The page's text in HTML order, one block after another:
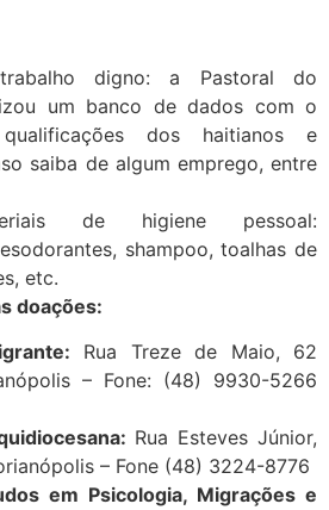
digno: a Pastoral do
um banco de dados com o
dos haitianos e
saiba de algum emprego, entre
de higiene pessoal:
shampoo, toalhas de
etc.
doações:
Rua Treze de Maio, 62
– Fone: (48) 9930-5266
Rua Esteves Júnior,
– Fone (48) 3224-8776
em Psicologia, Migrações e